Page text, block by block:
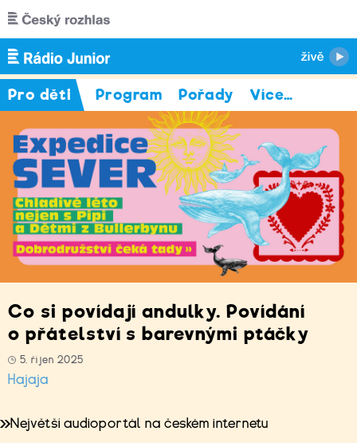
Přejít k hlavnímu obsahu
Pro děti Program Pořady Více…
Co si povídají andulky. Povídání
o přátelství s barevnými ptáčky
5. říjen 2025
Hajaja
Největší audioportál na českém internetu